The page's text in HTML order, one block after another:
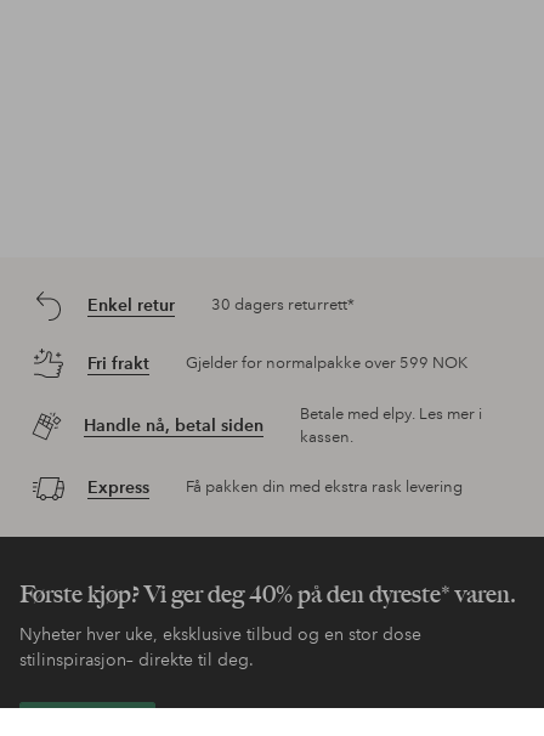
Enkel retur 30 dagers returrett*
Fri frakt Gjelder for normalpakke over 599 NOK
Handle nå, betal siden
Betale med elpy. Les mer i
kassen.
Express Få pakken din med ekstra rask levering
Første kjøp? Vi ger deg 40% på den dyreste* varen.
Nyheter hver uke, eksklusive tilbud og en stor dose
stilinspirasjon– direkte til deg.